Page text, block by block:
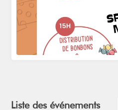
Liste des événements